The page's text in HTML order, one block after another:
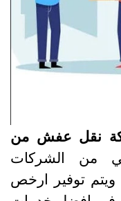
نقل عفش من
الشركات
توفير ارخص